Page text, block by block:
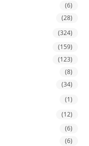
(6)
(28)
(324)
(159)
(123)
(8)
(34)
(1)
(12)
(6)
(6)